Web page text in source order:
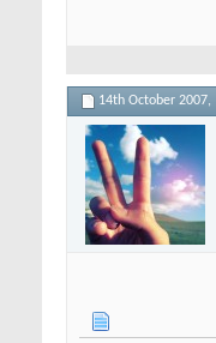
14th October 2007,